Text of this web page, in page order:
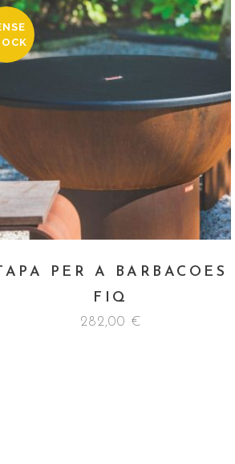
PER A BARBACOES
FIQ
282,00 €